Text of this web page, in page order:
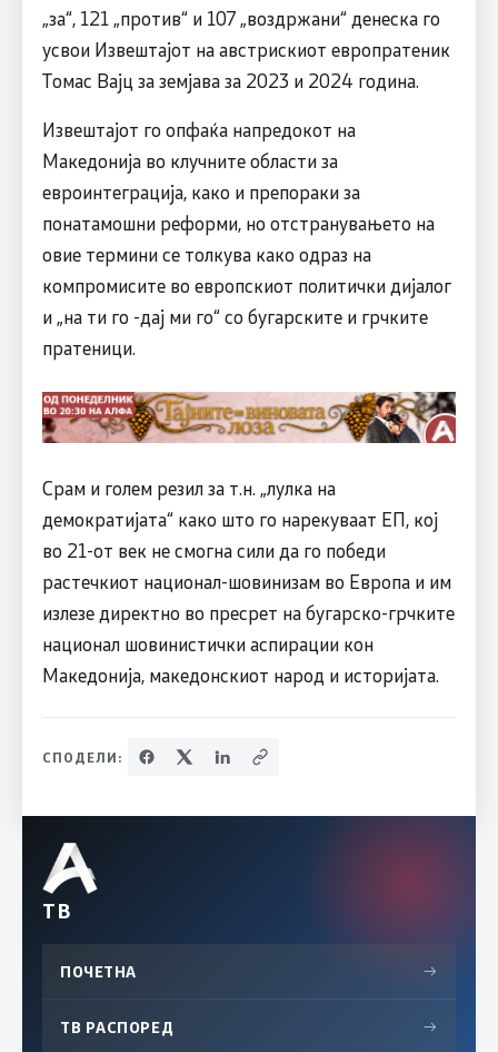
„за“, 121 „против“ и 107 „воздржани“ денеска го
усвои Извештајот на австрискиот европратеник
Томас Вајц за земјава за 2023 и 2024 година.
Извештајот го опфаќа напредокот на
Македонија во клучните области за
евроинтеграција, како и препораки за
понатамошни реформи, но отстранувањето на
овие термини се толкува како одраз на
компромисите во европскиот политички дијалог
и „на ти го -дај ми го“ со бугарските и грчките
пратеници.
Срам и голем резил за т.н. „лулка на
демократијата“ како што го нарекуваат ЕП, кој
во 21-от век не смогна сили да го победи
растечкиот национал-шовинизам во Европа и им
излезе директно во пресрет на бугарско-грчките
национал шовинистички аспирации кон
Македонија, македонскиот народ и историјата.
СПОДЕЛИ:
ТВ
ПОЧЕТНА →
ТВ РАСПОРЕД →